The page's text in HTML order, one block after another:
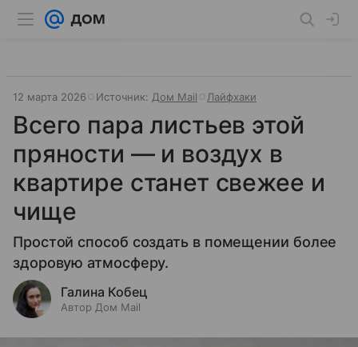
12 марта 2026 Источник: Дом Mail Лайфхаки
Всего пара листьев этой
пряности — и воздух в
квартире станет свежее и
чище
Простой способ создать в помещении более
здоровую атмосферу.
Галина Кобец
Автор Дом Mail